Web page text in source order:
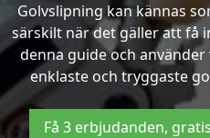
Golvslipning kan kännas
särskilt när det gäller att få
denna guide och
enklaste och tryggaste
Få 3 erbjudanden,